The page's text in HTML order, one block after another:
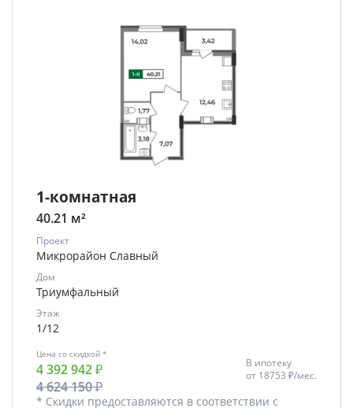
1-комнатная
40.21 м²
Проект
Микрорайон Славный
Дом
Триумфальный
Этаж
1/12
Цена со скидкой *
4 392 942 ₽
4 624 150 ₽
В ипотеку
от 18753 ₽/мес.
* Скидки предоставляются в соответствии с